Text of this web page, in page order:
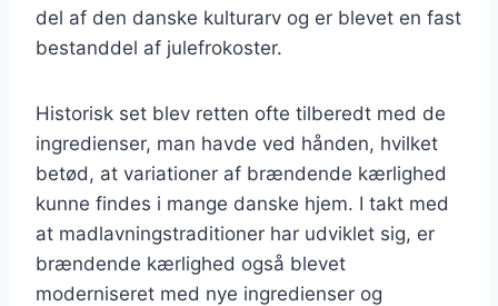
del af den danske kulturarv og er blevet en fast
bestanddel af julefrokoster.
Historisk set blev retten ofte tilberedt med de
ingredienser, man havde ved hånden, hvilket
betød, at variationer af brændende kærlighed
kunne findes i mange danske hjem. I takt med
at madlavningstraditioner har udviklet sig, er
brændende kærlighed også blevet
moderniseret med nye ingredienser og